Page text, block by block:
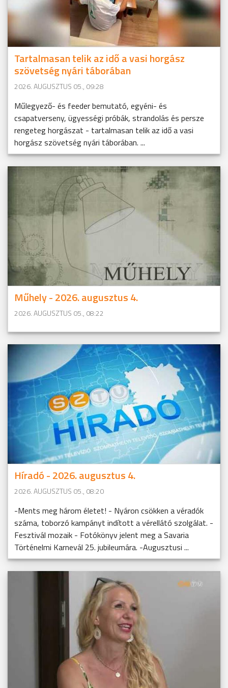
Tartalmasan telik az idő a vasi horgász
szövetség nyári táborában
2026. AUGUSZTUS 05., 09:28
Műlegyező- és feeder bemutató, egyéni- és
csapatverseny, ügyességi próbák, strandolás és persze
rengeteg horgászat - tartalmasan telik az idő a vasi
horgász szövetség nyári táborában. ...
Műhely - 2026. augusztus 4.
2026. AUGUSZTUS 05., 08:22
Híradó - 2026. augusztus 4.
2026. AUGUSZTUS 05., 08:20
-Ments meg három életet! - Nyáron csökken a véradók
száma, toborzó kampányt indított a vérellátó szolgálat. -
Fesztivál mozaik - Fotókönyv jelent meg a Savaria
Történelmi Karnevál 25. jubileumára. -Augusztusi ...